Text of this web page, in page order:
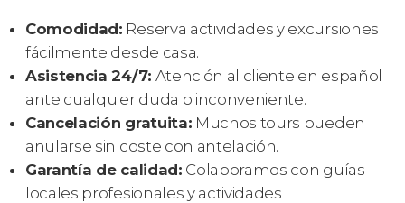
Comodidad: Reserva actividades y excursiones
fácilmente desde casa.
Asistencia 24/7: Atención al cliente en español
ante cualquier duda o inconveniente.
Cancelación gratuita: Muchos tours pueden
anularse sin coste con antelación.
Garantía de calidad: Colaboramos con guías
locales profesionales y actividades